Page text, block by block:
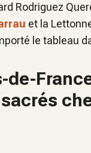
Rodriguez
et la
le tableau
de-